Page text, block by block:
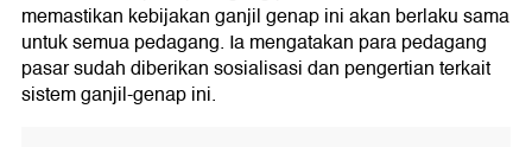
memastikan kebijakan ganjil genap ini akan berlaku sama
untuk semua pedagang. Ia mengatakan para pedagang
pasar sudah diberikan sosialisasi dan pengertian terkait
sistem ganjil-genap ini.